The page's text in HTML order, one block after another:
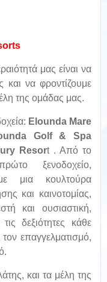
μας είναι να
και να φροντίζουμε
της ομάδας μας.
Elounda Mare
Golf&Spa
Resort . Από το
ξενοδοχείο,
μια κουλτούρα
και καινοτομίας,
και ουσιαστική,
δεξιότητες κάθε
επαγγελματισμό,
και τα μέλη της